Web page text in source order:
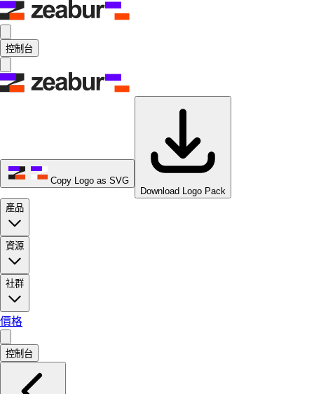
控制台
Copy Logo as SVG
Download Logo Pack
產品
資源
社群
價格
控制台